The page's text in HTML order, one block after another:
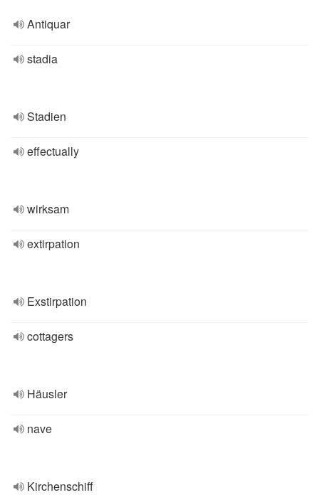
Antiquar
stadia
Stadien
effectually
wirksam
extirpation
Exstirpation
cottagers
Häusler
nave
Kirchenschiff